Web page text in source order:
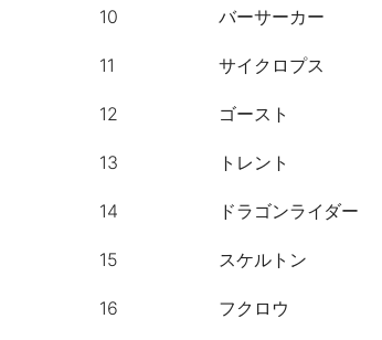
10 バーサーカー
11 サイクロプス
12 ゴースト
13 トレント
14 ドラゴンライダー
15 スケルトン
16 フクロウ